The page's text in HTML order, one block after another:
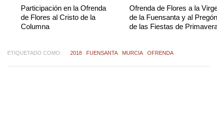
Participación en la Ofrenda
de Flores al Cristo de la
Columna
Ofrenda de Flores a la
de la Fuensanta y al Pregón
de las Fiestas de
ETIQUETADO COMO: 2018 FUENSANTA MURCIA OFRENDA